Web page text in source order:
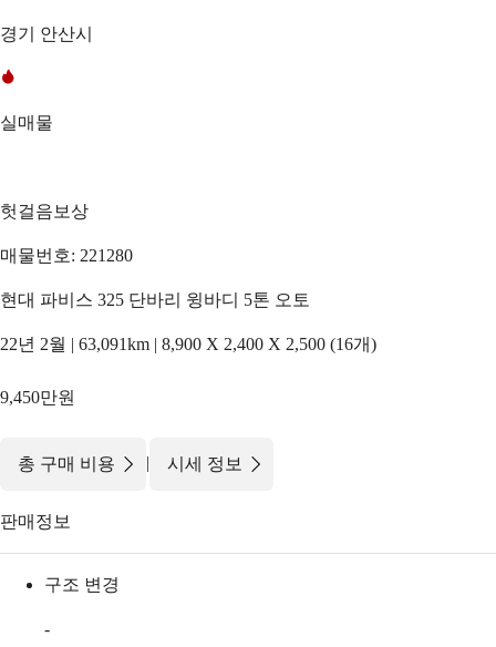
경기 안산시
실매물
헛걸음보상
매물번호: 221280
현대 파비스 325 단바리 윙바디 5톤 오토
22년 2월 | 63,091km | 8,900 X 2,400 X 2,500 (16개)
9,450만원
총 구매 비용 | 시세 정보
판매정보
구조 변경
-